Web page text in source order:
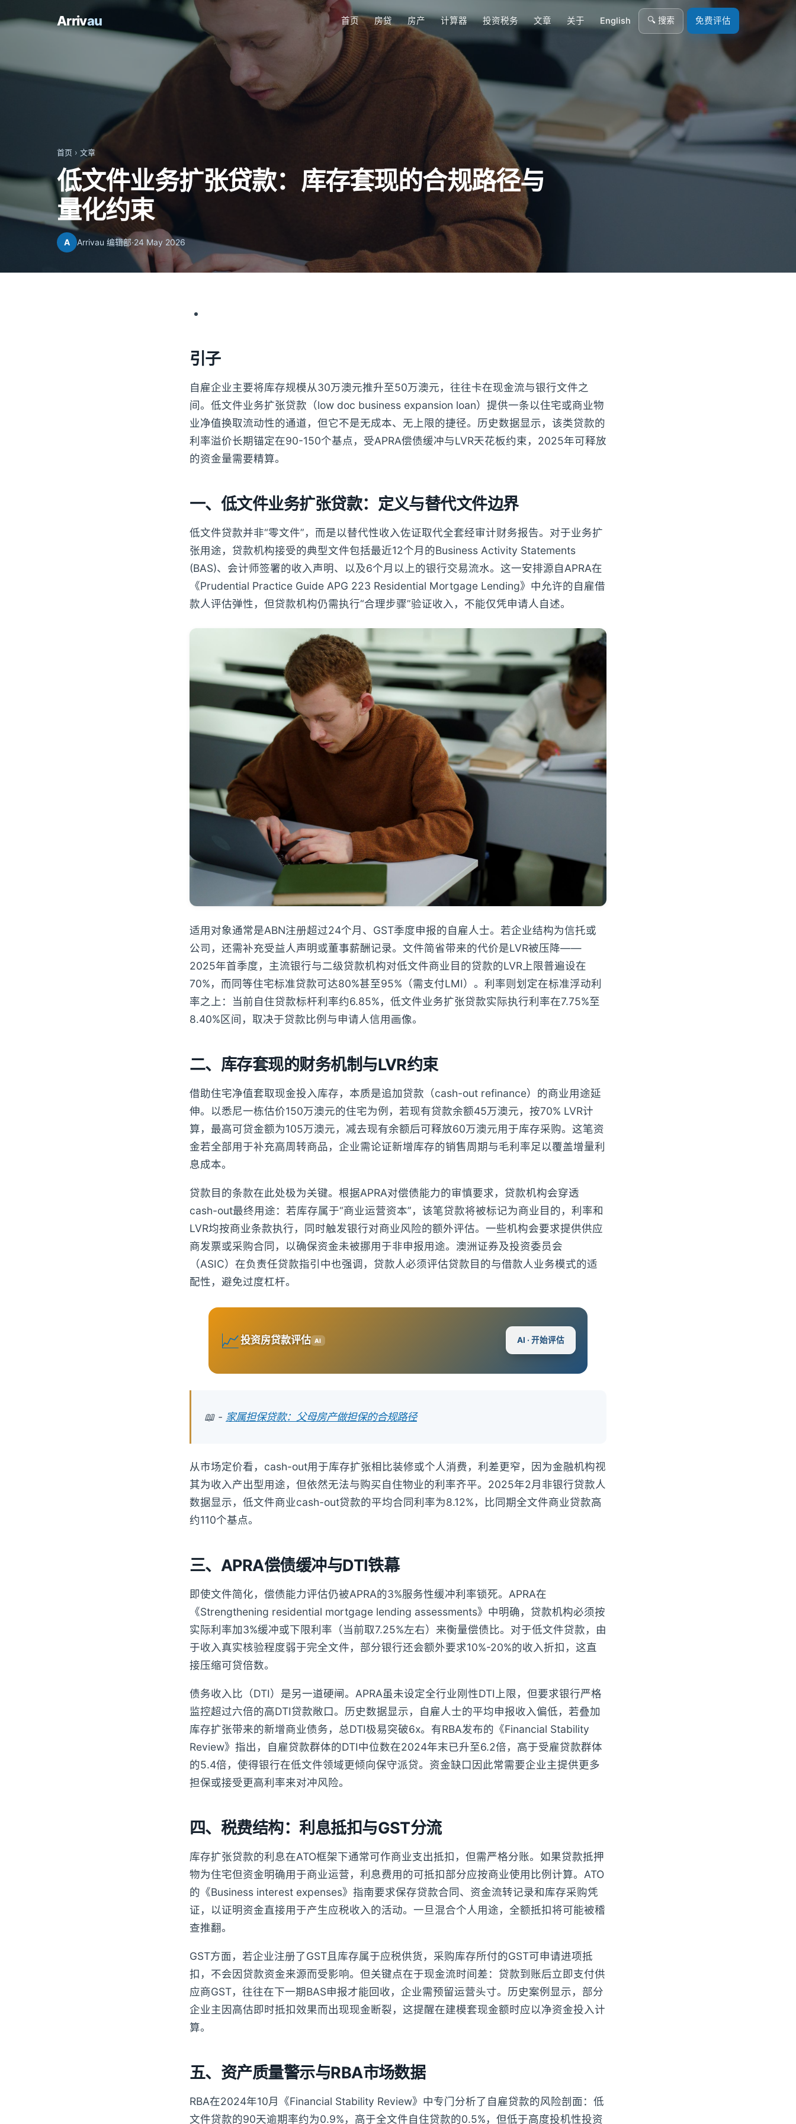
Arrivau 首页 房贷 房产 计算器 投资税务 文章 关于 English 🔍 搜索 免费评估
首页 › 文章
低文件业务扩张贷款：库存套现的合规路径与
量化约束
A Arrivau 编辑部·24 May 2026
引子
自雇企业主要将库存规模从30万澳元推升至50万澳元，往往卡在现金流与银行文件之
间。低文件业务扩张贷款（low doc business expansion loan）提供一条以住宅或商业物
业净值换取流动性的通道，但它不是无成本、无上限的捷径。历史数据显示，该类贷款的
利率溢价长期锚定在90-150个基点，受APRA偿债缓冲与LVR天花板约束，2025年可释放
的资金量需要精算。
一、低文件业务扩张贷款：定义与替代文件边界
低文件贷款并非“零文件”，而是以替代性收入佐证取代全套经审计财务报告。对于业务扩
张用途，贷款机构接受的典型文件包括最近12个月的Business Activity Statements
(BAS)、会计师签署的收入声明、以及6个月以上的银行交易流水。这一安排源自APRA在
《Prudential Practice Guide APG 223 Residential Mortgage Lending》中允许的自雇借
款人评估弹性，但贷款机构仍需执行“合理步骤”验证收入，不能仅凭申请人自述。
适用对象通常是ABN注册超过24个月、GST季度申报的自雇人士。若企业结构为信托或
公司，还需补充受益人声明或董事薪酬记录。文件简省带来的代价是LVR被压降——
2025年首季度，主流银行与二级贷款机构对低文件商业目的贷款的LVR上限普遍设在
70%，而同等住宅标准贷款可达80%甚至95%（需支付LMI）。利率则划定在标准浮动利
率之上：当前自住贷款标杆利率约6.85%，低文件业务扩张贷款实际执行利率在7.75%至
8.40%区间，取决于贷款比例与申请人信用画像。
二、库存套现的财务机制与LVR约束
借助住宅净值套取现金投入库存，本质是追加贷款（cash-out refinance）的商业用途延
伸。以悉尼一栋估价150万澳元的住宅为例，若现有贷款余额45万澳元，按70% LVR计
算，最高可贷金额为105万澳元，减去现有余额后可释放60万澳元用于库存采购。这笔资
金若全部用于补充高周转商品，企业需论证新增库存的销售周期与毛利率足以覆盖增量利
息成本。
贷款目的条款在此处极为关键。根据APRA对偿债能力的审慎要求，贷款机构会穿透
cash-out最终用途：若库存属于“商业运营资本”，该笔贷款将被标记为商业目的，利率和
LVR均按商业条款执行，同时触发银行对商业风险的额外评估。一些机构会要求提供供应
商发票或采购合同，以确保资金未被挪用于非申报用途。澳洲证券及投资委员会
（ASIC）在负责任贷款指引中也强调，贷款人必须评估贷款目的与借款人业务模式的适
配性，避免过度杠杆。
📈投资房贷款评估 AI AI · 开始评估
📖 - 家属担保贷款：父母房产做担保的合规路径
从市场定价看，cash-out用于库存扩张相比装修或个人消费，利差更窄，因为金融机构视
其为收入产出型用途，但依然无法与购买自住物业的利率齐平。2025年2月非银行贷款人
数据显示，低文件商业cash-out贷款的平均合同利率为8.12%，比同期全文件商业贷款高
约110个基点。
三、APRA偿债缓冲与DTI铁幕
即使文件简化，偿债能力评估仍被APRA的3%服务性缓冲利率锁死。APRA在
《Strengthening residential mortgage lending assessments》中明确，贷款机构必须按
实际利率加3%缓冲或下限利率（当前取7.25%左右）来衡量偿债比。对于低文件贷款，由
于收入真实核验程度弱于完全文件，部分银行还会额外要求10%-20%的收入折扣，这直
接压缩可贷倍数。
债务收入比（DTI）是另一道硬闸。APRA虽未设定全行业刚性DTI上限，但要求银行严格
监控超过六倍的高DTI贷款敞口。历史数据显示，自雇人士的平均申报收入偏低，若叠加
库存扩张带来的新增商业债务，总DTI极易突破6x。有RBA发布的《Financial Stability
Review》指出，自雇贷款群体的DTI中位数在2024年末已升至6.2倍，高于受雇贷款群体
的5.4倍，使得银行在低文件领域更倾向保守派贷。资金缺口因此常需要企业主提供更多
担保或接受更高利率来对冲风险。
四、税费结构：利息抵扣与GST分流
库存扩张贷款的利息在ATO框架下通常可作商业支出抵扣，但需严格分账。如果贷款抵押
物为住宅但资金明确用于商业运营，利息费用的可抵扣部分应按商业使用比例计算。ATO
的《Business interest expenses》指南要求保存贷款合同、资金流转记录和库存采购凭
证，以证明资金直接用于产生应税收入的活动。一旦混合个人用途，全额抵扣将可能被稽
查推翻。
GST方面，若企业注册了GST且库存属于应税供货，采购库存所付的GST可申请进项抵
扣，不会因贷款资金来源而受影响。但关键点在于现金流时间差：贷款到账后立即支付供
应商GST，往往在下一期BAS申报才能回收，企业需预留运营头寸。历史案例显示，部分
企业主因高估即时抵扣效果而出现现金断裂，这提醒在建模套现金额时应以净资金投入计
算。
五、资产质量警示与RBA市场数据
RBA在2024年10月《Financial Stability Review》中专门分析了自雇贷款的风险剖面：低
文件贷款的90天逾期率约为0.9%，高于全文件自住贷款的0.5%，但低于高度投机性投资